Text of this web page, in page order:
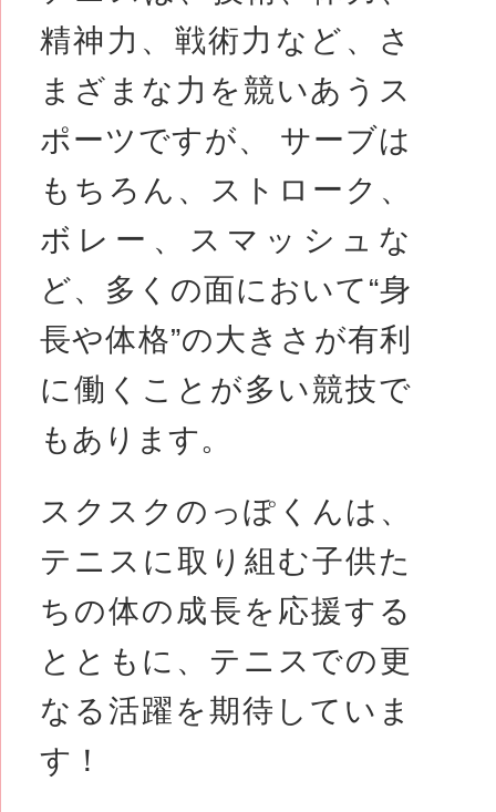
精神力、戦術力など、さ
まざまな力を競いあうス
ポーツですが、 サーブは
もちろん、ストローク、
ボレー、スマッシュな
ど、多くの面において“身
長や体格”の大きさが有利
に働くことが多い競技で
もあります。
スクスクのっぽくんは、
テニスに取り組む子供た
ちの体の成長を応援する
とともに、テニスでの更
なる活躍を期待していま
す！